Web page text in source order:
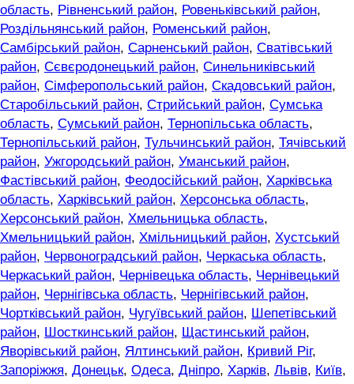
область, Рівненський район, Ровеньківський район,
Роздільнянський район, Роменський район,
Самбірський район, Сарненський район, Сватівський
район, Сєвєродонецький район, Синельниківський
район, Сімферопольський район, Скадовський район,
Старобільський район, Стрийський район, Сумська
область, Сумський район, Тернопільська область,
Тернопільський район, Тульчинський район, Тячівський
район, Ужгородський район, Уманський район,
Фастівський район, Феодосійський район, Харківська
область, Харківський район, Херсонська область,
Херсонський район, Хмельницька область,
Хмельницький район, Хмільницький район, Хустський
район, Червоноградський район, Черкаська область,
Черкаський район, Чернівецька область, Чернівецький
район, Чернігівська область, Чернігівський район,
Чортківський район, Чугуївський район, Шепетівський
район, Шосткинський район, Щастинський район,
Яворівський район, Ялтинський район, Кривий Ріг,
Запоріжжя, Донецьк, Одеса, Дніпро, Харків, Львів, Київ,